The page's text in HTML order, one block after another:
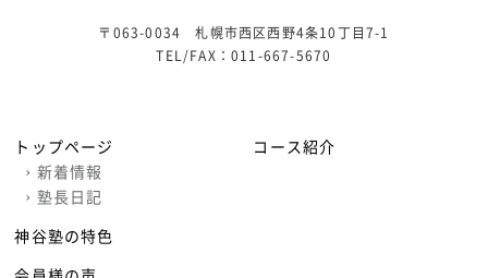
〒063-0034 札幌市西区西野4条10丁目7-1
TEL/FAX：011-667-5670
トップページ
› 新着情報
› 塾長日記
神谷塾の特色
コース紹介